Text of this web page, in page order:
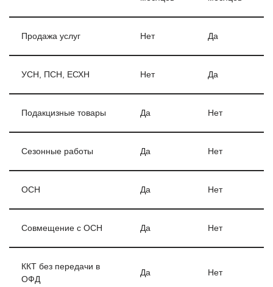
Продажа услуг Нет Да
УСН, ПСН, ЕСХН Нет Да
Подакцизные товары Да Нет
Сезонные работы Да Нет
ОСН Да Нет
Совмещение с ОСН Да Нет
ККТ без передачи в
ОФД
Да Нет